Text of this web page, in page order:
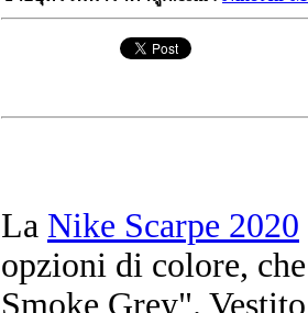
La Nike Scarpe 2020
opzioni di colore,
Smoke Grey".